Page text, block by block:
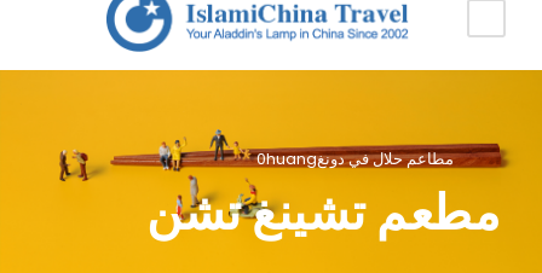
مطاعم حلال في دونغhuang 0
مطعم تشينغ تشن